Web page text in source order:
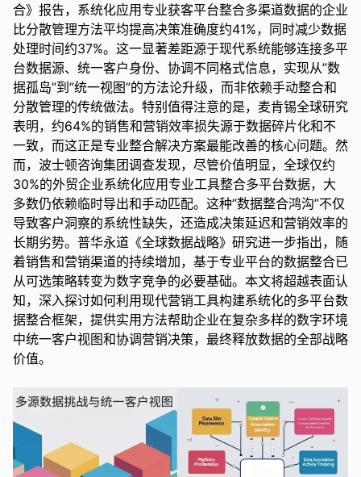
合》报告，系统化应用专业获客平台整合多渠道数据的企业
比分散管理方法平均提高决策准确度约41%，同时减少数据
处理时间约37%。这一显著差距源于现代系统能够连接多平
台数据源、统一客户身份、协调不同格式信息，实现从”数
据孤岛”到”统一视图”的方法论升级，而非依赖手动整合和
分散管理的传统做法。特别值得注意的是，麦肯锡全球研究
表明，约64%的销售和营销效率损失源于数据碎片化和不
一致，而这正是专业整合解决方案最能改善的核心问题。然
而，波士顿咨询集团调查发现，尽管价值明显，全球仅约
30%的外贸企业系统化应用专业工具整合多平台数据，大
多数仍依赖临时导出和手动匹配。这种”数据整合鸿沟”不仅
导致客户洞察的系统性缺失，还造成决策延迟和营销效率的
长期劣势。普华永道《全球数据战略》研究进一步指出，随
着销售和营销渠道的持续增加，基于专业平台的数据整合已
从可选策略转变为数字竞争的必要基础。本文将超越表面认
知，深入探讨如何利用现代营销工具构建系统化的多平台数
据整合框架，提供实用方法帮助企业在复杂多样的数字环境
中统一客户视图和协调营销决策，最终释放数据的全部战略
价值。